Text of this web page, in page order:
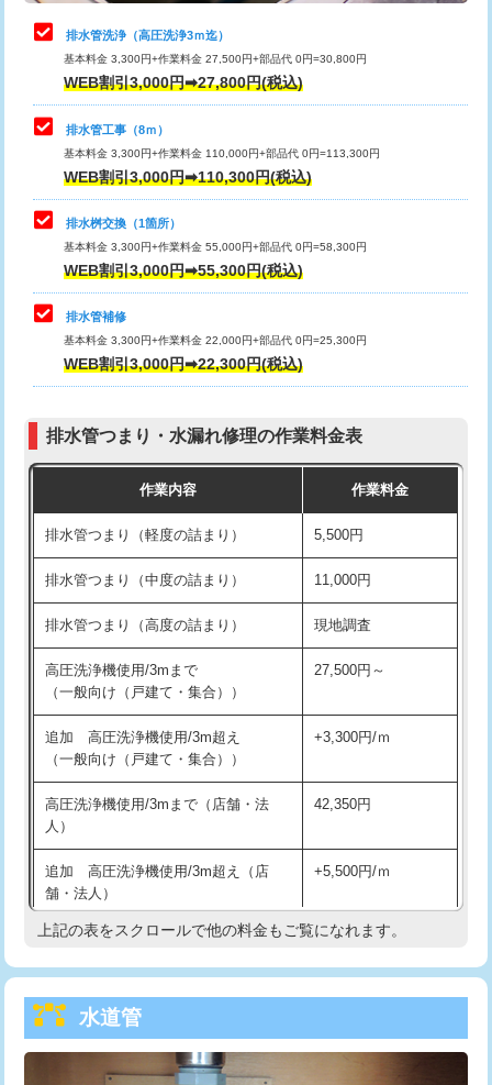
排水管工事（追加 排水管工事/3ｍ超
え）
マス交換（土の掘削・埋め戻し作業）
マス交換（深さ50㎝未満）
マス交換（深さ50㎝以上）
コンクリート斫り（厚さ10㎝まで）
コンクリート斫り（厚さ10㎝超え）
モルタル補修（厚さ10㎝まで）
モルタル補修（厚さ10㎝超え）
追加人工 16,500円
現場見積
※給水管工事は20mmまでの価格です。
理・調整・分解・加工など（中作業）
止水・漏水調査・防水処理・清掃・修
理・調整・分解・加工など（重作業）
33,000円
その他部品の脱着
交換・取付（タンク）
交換・取付(単水栓（壁付・デッキ
式）)
交換・取付(混合水栓（壁付・デッキ
式・ワンホール）)
16,500円+材料費
交換・取付(排水栓・排水トラップ
交換・取付（その他部品） 11,000円+材料費
持込商品取付（単水栓） 13,200円
持込商品取付（混合水栓） 16,500円
持込商品取付（浄水器・分岐水栓） 16,500円
給水管工事※（ホール加工) 16,500円
給水管工事※（バンド止め) 3,300円
給水管工事※（支持金具設置)
給水管工事※（保温材使用（バンド止
め込み）)
5,500円
給水管工事※（土の掘削・埋め戻し作
業)
11,000円
給水管工事※（塩ビ管（VP・HI）使
用/3ｍまで)
33,000円
給水管工事※（塩ビ管（VP・HI）使
+8,800円
給水管工事※（ライニング鋼管・銅
管・ポリ管・HT管使用/3ｍまで)
給水管工事※（ライニング鋼管・銅
排水管洗浄（高圧洗浄3ｍ迄）
基本料金 3,300円+作業料金 27,500円+部品代 0円=30,800円
WEB割引3,000円➡27,800円(税込)
排水管工事（8ｍ）
基本料金 3,300円+作業料金 110,000円+部品代 0円=113,300円
WEB割引3,000円➡110,300円(税込)
排水桝交換（1箇所）
基本料金 3,300円+作業料金 55,000円+部品代 0円=58,300円
WEB割引3,000円➡55,300円(税込)
排水管補修
基本料金 3,300円+作業料金 22,000円+部品代 0円=25,300円
WEB割引3,000円➡22,300円(税込)
排水管つまり・水漏れ修理の作業料金表
作業内容 作業料金
排水管つまり（軽度の詰まり） 5,500円
排水管つまり（中度の詰まり） 11,000円
排水管つまり（高度の詰まり） 現地調査
高圧洗浄機使用/3mまで
（一般向け（戸建て・集合））
27,500円～
追加 高圧洗浄機使用/3m超え
（一般向け（戸建て・集合））
+3,300円/ｍ
高圧洗浄機使用/3mまで（店舗・法
人）
42,350円
追加 高圧洗浄機使用/3m超え（店
舗・法人）
+5,500円/ｍ
高度高圧洗浄換 現地調査
トーラー機使用/3mまで
追加トーラー機使用/3m超え
上記の表をスクロールで他の料金もご覧になれます。
水道管